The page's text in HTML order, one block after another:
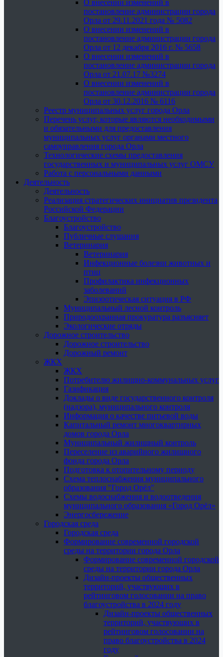
О внесении изменений в
постановление администрации города
Орла от 29.11.2021 года № 5082
О внесении изменений в
постановление администрации города
Орла от 12 декабря 2016 г. № 5658
О внесении изменений в
постановление администрации города
Орла от 21.07.17 №3274
О внесении изменений в
постановление администрации города
Орла от 30.12.2016 № 6116
Реестр муниципальных услуг города Орла
Перечень услуг, которые являются необходимыми
и обязательными для предоставления
муниципальных услуг органами местного
самоуправления города Орла
Технологические схемы предоставления
государственных и муниципальных услуг ОМСУ
Работа с персональными данными
Деятельность
Деятельность
Реализация стратегических инициатив президента
Российской Федерации
Благоустройство
Благоустройство
Публичные слушания
Ветеринария
Ветеринария
Инфекционные болезни животных и
птиц
Профилактика инфекционных
заболеваний
Эпизоотическая ситуация в РФ
Муниципальный лесной контроль
Природоохранная прокуратура разъясняет
Экологические отряды
Дорожное строительство
Дорожное строительство
Дорожный ремонт
ЖКХ
ЖКХ
Потребителю жилищно-коммунальных услуг
Газификация
Доклады о виде государственного контроля
(надзора), муниципального контроля
Информация о качестве питьевой воды
Капитальный ремонт многоквартирных
домов города Орла
Муниципальный жилищный контроль
Переселение из аварийного жилищного
фонда города Орла
Подготовка к отопительному периоду
Схема теплоснабжения муниципального
образования "Город Орёл"
Схемы водоснабжения и водоотведения
муниципального образования «Город Орёл»
Энергосбережение
Городская среда
Городская среда
Формирование современной городской
среды на территории города Орла
Формирование современной городской
среды на территории города Орла
Дизайн-проекты общественных
территорий, участвующих в
рейтинговом голосовании на право
благоустройства в 2024 году
Дизайн-проекты общественных
территорий, участвующих в
рейтинговом голосовании на
право благоустройства в 2024
году